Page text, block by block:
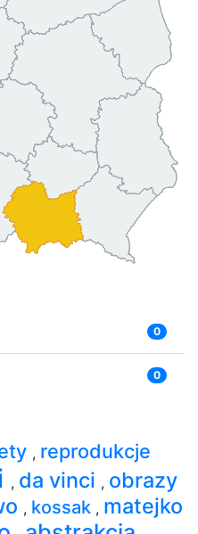
0
0
, reprodukcje
, da vinci , obrazy
, kossak , matejko